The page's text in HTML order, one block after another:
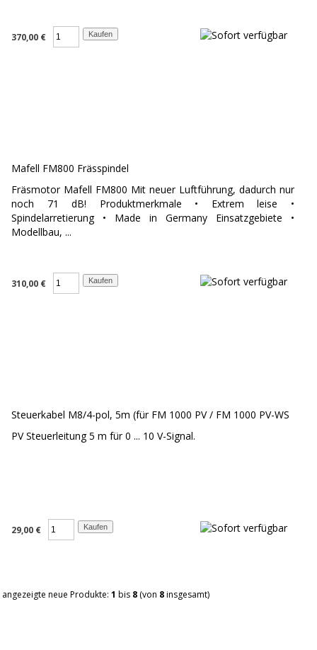
370,00 €
Mafell FM800 Frässpindel
Fräsmotor Mafell FM800 Mit neuer Luftführung, dadurch nur
noch 71 dB! Produktmerkmale • Extrem leise •
Spindelarretierung • Made in Germany Einsatzgebiete •
Modellbau, ...
310,00 €
Steuerkabel M8/4-pol, 5m (für FM 1000 PV / FM 1000 PV-WS
PV Steuerleitung 5 m für 0 ... 10 V-Signal.
29,00 €
angezeigte neue Produkte: 1 bis 8 (von 8insgesamt)